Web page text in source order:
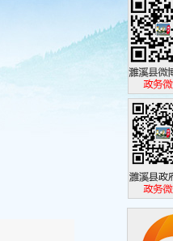
濉溪县政
政务微博
濉溪县政
政务微信